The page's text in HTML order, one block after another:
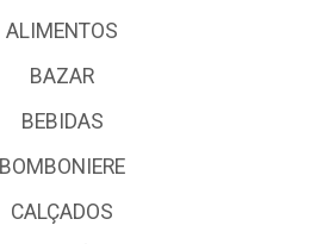
ALIMENTOS
BAZAR
BEBIDAS
BOMBONIERE
CALÇADOS